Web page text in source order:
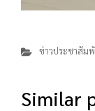
ข่าวประชาสัม
Similar